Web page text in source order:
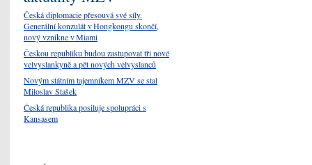
Česká diplomacie přesouvá své síly.
Generální konzulát v Hongkongu skončí,
nový vznikne v Miami
Českou republiku budou zastupovat tři nové
velvyslankyně a pět nových velvyslanců
Novým státním tajemníkem MZV se stal
Miloslav Stašek
Česká republika posiluje spolupráci s
Kansasem